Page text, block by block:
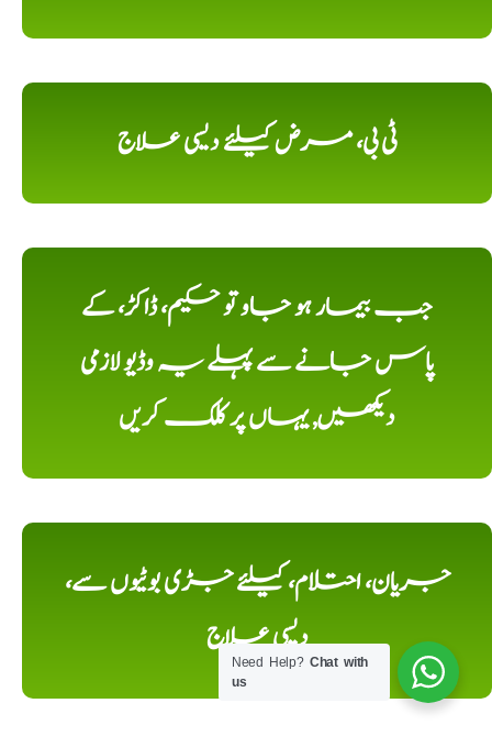
ٹی بی، مرض کیلئے دیسی علاج
جب بیمار ہو جاو تو حکیم، ڈاکڑ، کے
پاس جانے سے پہلے یہ وڈیو لازمی
دیکھیں, یہاں پر کلک کریں
جریان، احتلام، کیلئے جڑی بوٹیوں سے،
دیسی علاج
Need Help?Chat with
us